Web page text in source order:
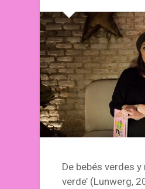
De bebés verdes y
verde’ (Lunwerg,